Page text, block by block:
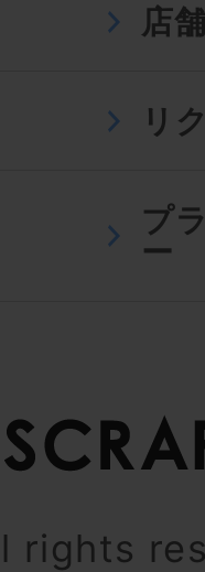
店
リ
プ
ー
rights